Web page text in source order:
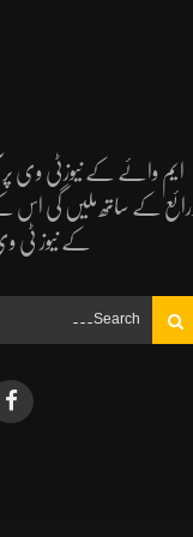
ایم وائے کے نیوزٹی وی پر
کے ساتھ ملیں گی اس
کے نیوز ٹی